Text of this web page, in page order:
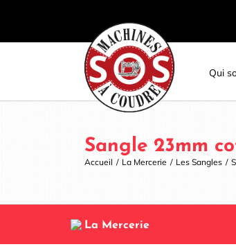
content
Qui
Sangle 23mm
Accueil / La Mercerie / Les Sangles /
La Mercerie